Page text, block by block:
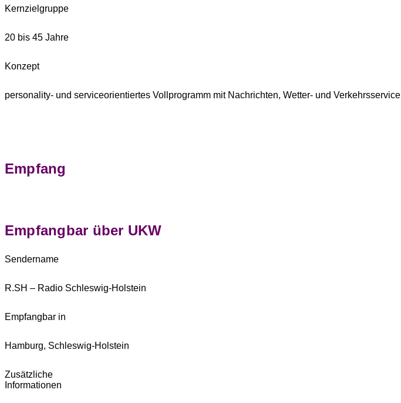
Kernzielgruppe
20 bis 45 Jahre
Konzept
personality- und serviceorientiertes Vollprogramm mit Nachrichten, Wetter- und Verkehrsservice
Empfang
Empfangbar über UKW
Sendername
R.SH – Radio Schleswig-Holstein
Empfangbar in
Hamburg, Schleswig-Holstein
Zusätzliche
Informationen